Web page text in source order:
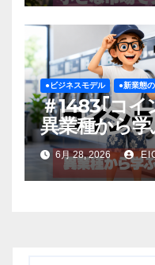
●ビジネスモデル ●新業態
＃1483｢コイ
異業種から
ィング
6月 28, 2026